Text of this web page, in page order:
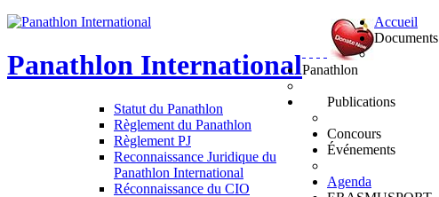
Panathlon International
Accueil
Documents
Statut du Panathlon
Règlement du Panathlon
Règlement PJ
Reconnaissance Juridique du
Panathlon International
Réconnaissance du CIO
Panathlon
Publications
Concours
Événements
Agenda